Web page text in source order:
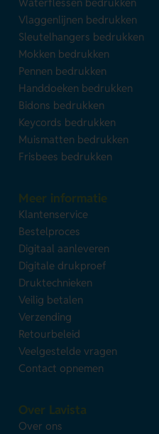
Vlaggenlijnen bedrukken
Sleutelhangers bedrukken
Mokken bedrukken
Pennen bedrukken
Handdoeken bedrukken
Bidons bedrukken
Keycords bedrukken
Muismatten bedrukken
Frisbees bedrukken
Meer informatie
Klantenservice
Bestelproces
Digitaal aanleveren
Digitale drukproef
Druktechnieken
Veilig betalen
Verzending
Retourbeleid
Veelgestelde vragen
Contact opnemen
Over Lavista
Over ons